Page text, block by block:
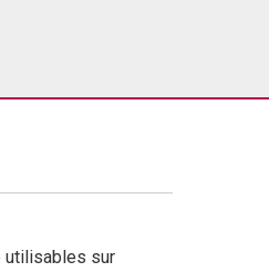
utilisables sur